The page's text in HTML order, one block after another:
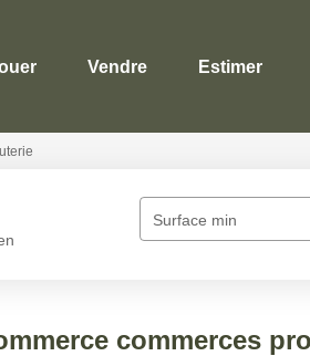
Vendre Estimer
Surface min
commerces